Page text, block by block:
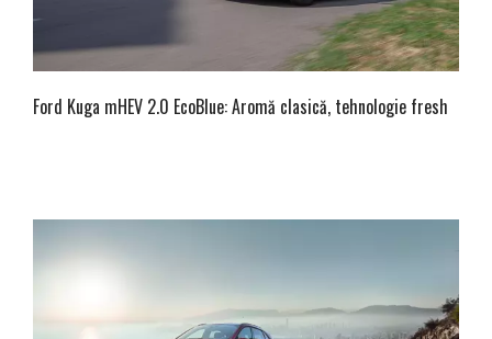
Ford Kuga mHEV 2.0 EcoBlue: Aromă clasică, tehnologie fresh